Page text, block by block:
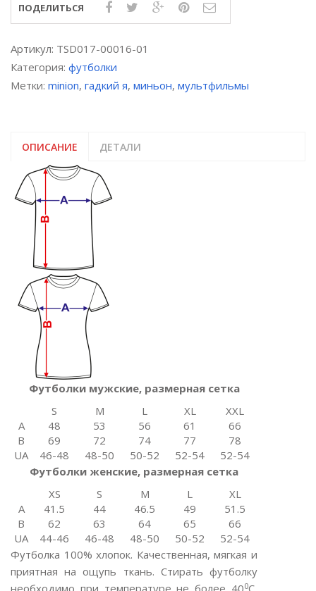
прямая
ПОДЕЛИТЬСЯ
Артикул: TSD017-00016-01
Категория: футболки
Метки: minion, гадкий я, миньон, мультфильмы
ОПИСАНИЕ ДЕТАЛИ
Футболки мужские, размерная сетка
S
M L XL
XXL
A
48 53 56 61
66
B
69 72 74 77
78
UA
46-48 48-50 50-52 52-54
52-54
Футболки женские, размерная сетка
XS
S M L
XL
A
41.5 44 46.5 49
51.5
B
62 63 64 65
66
UA
44-46 46-48 48-50 50-52
52-54
Футболка 100% хлопок. Качественная, мягкая и
приятная на ощупь ткань. Стирать футболку
0